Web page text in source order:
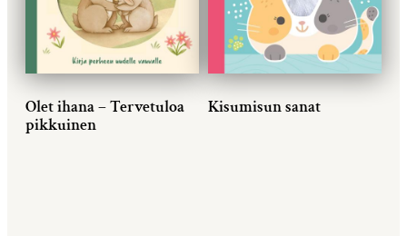
Olet ihana – Tervetuloa
pikkuinen
Kisumisun sanat